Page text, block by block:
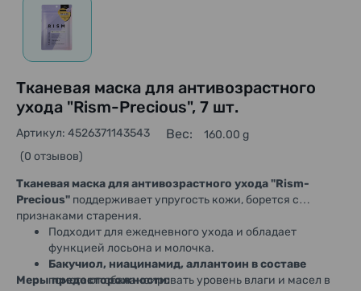
Тканевая маска для антивозрастного
ухода "Rism-Precious", 7 шт.
(0 отзывов)
Артикул: 4526371143543 Вес: 160.00 g
Тканевая маска для антивозрастного ухода"Rism-
Precious" поддерживает упругость кожи, борется с
признаками старения.
Подходит для ежедневного ухода и обладает
функцией лосьона и молочка.
Бакучиол, ниацинамид, аллантоин в составе
помогают сбалансировать уровень влаги и масел в
Меры предосторожности: